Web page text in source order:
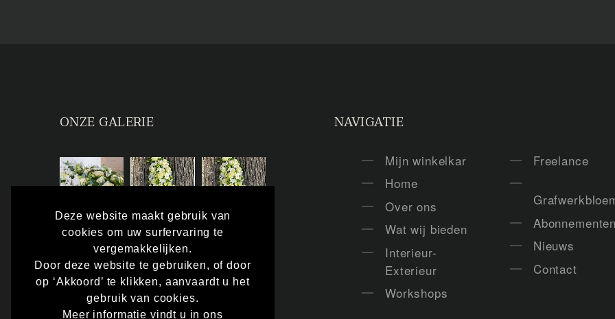
Deze website maakt gebruik van
cookies om uw surfervaring te
vergemakkelijken.
Door deze website te gebruiken, of door
op ‘Akkoord’ te klikken, aanvaardt u het
gebruik van cookies.
Meer informatie vindt u in ons
ONZE GALERIE NAVIGATIE
Mijn winkelkar
Home
Over ons
Wat wij bieden
Interieur-
Exterieur
Workshops
Freelance
Nieuws
Contact